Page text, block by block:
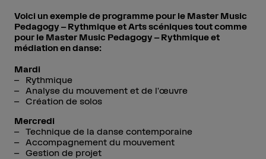
Voici un exemple de programme pour le Master Music
Pedagogy – Rythmique et Arts scéniques tout comme
pour le Master Music Pedagogy – Rythmique et
médiation en danse:
Mardi
Rythmique
Analyse du mouvement et de l'œuvre
Création de solos
Mercredi
Technique de la danse contemporaine
Accompagnement du mouvement
Gestion de projet